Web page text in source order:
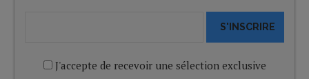
S'INSCRIRE
J'accepte de recevoir une sélection exclusive